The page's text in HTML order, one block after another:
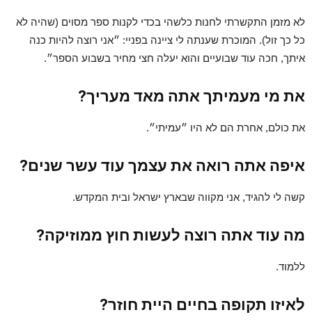
לא מזמן התקשרתי לחנות כלשהי בכדי לקנות ספר מסוים (שהיה לא
כל כך זול). המוכרת שענתה לי ציינה בפניי: ״אני רוצה להיות כנה
איתך, חכה עוד שבועיים והוא יעלה חצי מחיר בשבוע הספר״.
את מי מעמיתך אתה מאד מעריך?
את כולם, אחרת הם לא היו ״עמיתי״.
איפה אתה רואה את עצמך עוד עשר שנים?
קשה לי להגיד, אני מקווה שבארץ ישראל ובית המקדש.
מה עוד אתה רוצה לעשות חוץ ממוזיקה?
ללמוד.
לאיזו תקופה בחיים היית חוזר?